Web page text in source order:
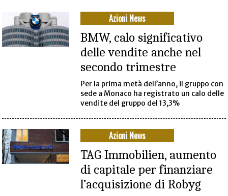
Azioni News
BMW, calo significativo
delle vendite anche nel
secondo trimestre
Per la prima metà dell’anno, il gruppo con
sede a Monaco ha registrato un calo delle
vendite del gruppo del 13,3%
Azioni News
TAG Immobilien, aumento
di capitale per finanziare
l’acquisizione di Robyg